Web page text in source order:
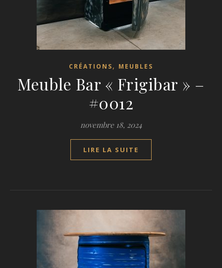
CRÉATIONS, MEUBLES
Meuble Bar « Frigibar » –
#0012
novembre 18, 2024
LIRE LA SUITE